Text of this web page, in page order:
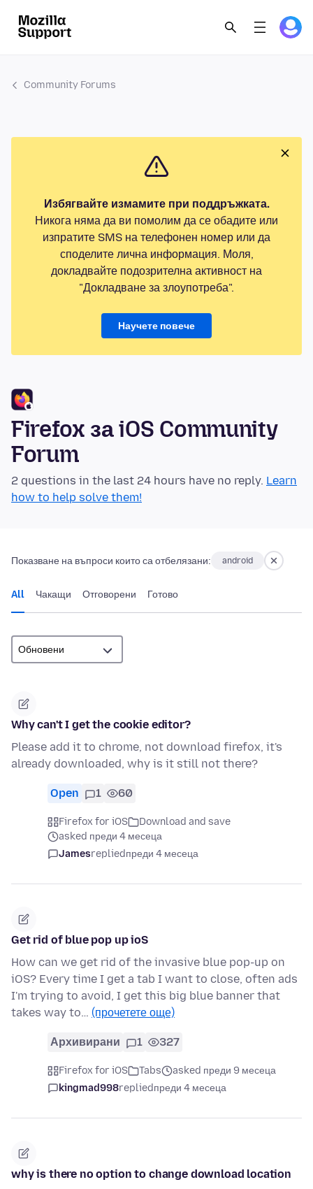
Community Forums
Избягвайте измамите при поддръжката.
Никога няма да ви помолим да се обадите или
изпратите SMS на телефонен номер или да
споделите лична информация. Моля,
докладвайте подозрителна активност на
"Докладване за злоупотреба".
Научете повече
Firefox за iOS Community
Forum
2 questions in the last 24 hours have no reply. Learn
how to help solve them!
Показване на въпроси които са отбелязани: android
All Чакащи Отговорени Готово
Why can't I get the cookie editor?
Please add it to chrome, not download firefox, it's
already downloaded, why is it still not there?
Open 1 60
Firefox for iOS
Download and save
asked преди 4 месеца
Jamesrepliedпреди 4 месеца
Get rid of blue pop up ioS
How can we get rid of the invasive blue pop-up on
iOS? Every time I get a tab I want to close, often ads
I'm trying to avoid, I get this big blue banner that
takes way to… (прочетете още)
Архивирани 1 327
Firefox for iOS Tabs
asked преди 9 месеца
kingmad998repliedпреди 4 месеца
why is there no option to change download location